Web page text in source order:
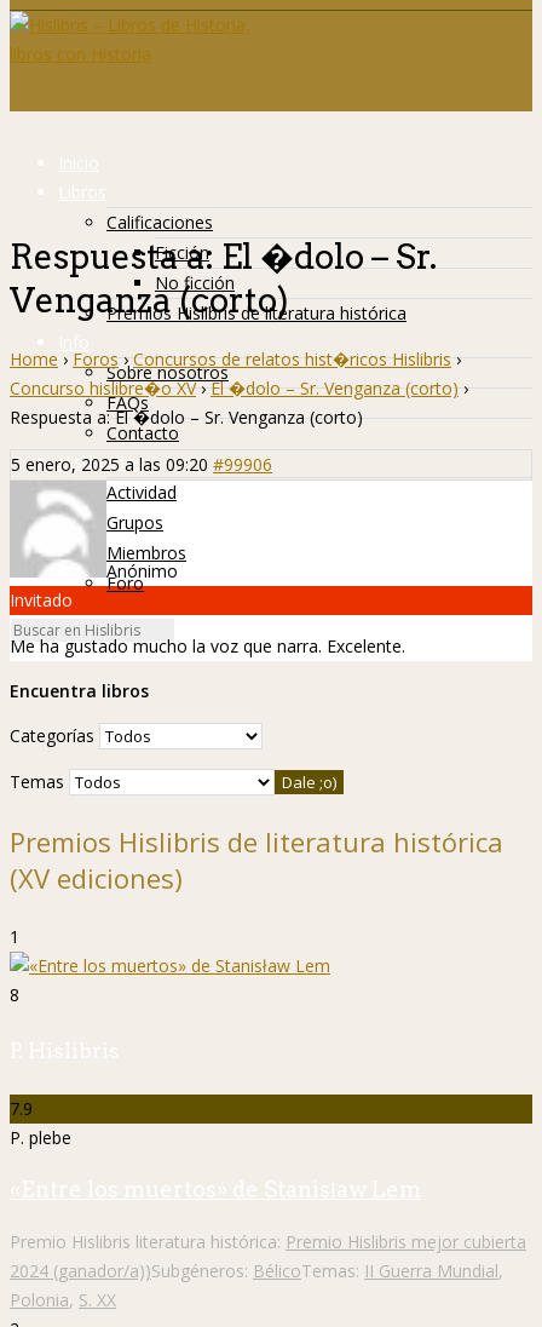
Inicio
Libros
Calificaciones
Ficción
No ficción
Premios Hislibris de literatura histórica
Info
Sobre nosotros
FAQs
Contacto
Hislibreños
Actividad
Grupos
Miembros
Foro
Respuesta a: El �dolo – Sr.
Venganza (corto)
Home › Foros › Concursos de relatos hist�ricos Hislibris ›
Concurso hislibre�o XV › El �dolo – Sr. Venganza (corto) ›
Respuesta a: El �dolo – Sr. Venganza (corto)
5 enero, 2025 a las 09:20 #99906
Anónimo
Invitado
Me ha gustado mucho la voz que narra. Excelente.
Encuentra libros
Categorías
Temas
Premios Hislibris de literatura histórica
(XV ediciones)
1
8
P. Hislibris
7.9
P. plebe
«Entre los muertos» de Stanisław Lem
Premio Hislibris literatura histórica: Premio Hislibris mejor cubierta
2024 (ganador/a))Subgéneros: BélicoTemas: II Guerra Mundial,
Polonia, S. XX